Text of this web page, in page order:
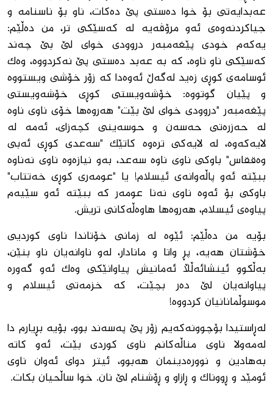
عه‌بدایه‌تی بۆ خوا ده‌ستی پێ ده‌كات، ناو بۆ ناسنامه‌ و
جیاكردنه‌وه‌ی ئه‌و مرۆڤه‌یه‌ له‌ كه‌سێكی تر، من ده‌ڵێم:
یه‌كه‌م خودی پێغه‌مبه‌ر دروودی خوای لێ بێ چه‌ند
كه‌سێكی ناو ناوه‌، كه‌ به‌ عه‌بد ده‌ستی پێ نه‌كردووه‌، وه‌ك
ئوسامه‌ی كوڕی زه‌ید له‌گه‌ڵ ئه‌وه‌دا كه‌ زۆر خۆشی ویستووه‌
و پێیان گوتووه‌: خۆشه‌ویستی كوڕی خۆشه‌ویستی
پێغه‌مبه‌ر "دروودی خوای لێ بێت" هه‌روه‌ها خۆی ناوی ناوه‌
له‌ حه‌زره‌تی حه‌سه‌ن و حوسه‌ینی كچه‌زای، ئه‌مه‌ له‌
لایه‌كه‌وه‌، له‌ لایه‌كی تره‌وه‌ كاتێک "سه‌عدی كوڕی ئه‌بی
وه‌ققاس" باوكی ناوی ناوه‌ سه‌عد، به‌و نیازه‌وه‌ ناوی نه‌ناوه‌
ببێته‌ ئه‌و پاڵه‌وانه‌ی ئیسلام! یا "عومه‌ری كوڕی خه‌تتاب"
باوكی بۆ ئه‌وه‌ ناوی نه‌نا عومەر کە ببێته‌ ئه‌و سێیه‌م
پیاوه‌ی ئیسلام، ‌هه‌روه‌ها هاوه‌ڵه‌كانی تریش.
بۆیه‌ من ده‌ڵێم: ئێوه‌ له‌ زمانی خۆتاندا ناوی كوردیی
خۆشتان هه‌یه‌، پڕ واتا و مانادار، له‌و ناوانه‌یان ناو بنێن،
به‌ڵكوو ئینشائه‌ڵڵا ئه‌مانیش پیاوانێكی وه‌ك ئه‌و گه‌وره‌
پیاوانه‌یان لێ ده‌ر بچێت، كه‌ خزمه‌تی ئیسلام و
موسوڵمانانیان كردووه‌!
له‌ڕاستیدا بۆچوونه‌كه‌یم زۆر پێ په‌سه‌ند بوو، بۆیه‌ بڕیارم دا
له‌مه‌ولا ناوی مناڵه‌كانم ناوی كوردی بێت، ئه‌و كاته‌
به‌هادین و نووره‌دینمان هه‌بوو، ئیتر دوای ئه‌وان ناوی
ئومێد و ڕووناك و ڕازاو و ڕۆشنام لێ نان. خوا ساڵحیان بكات.